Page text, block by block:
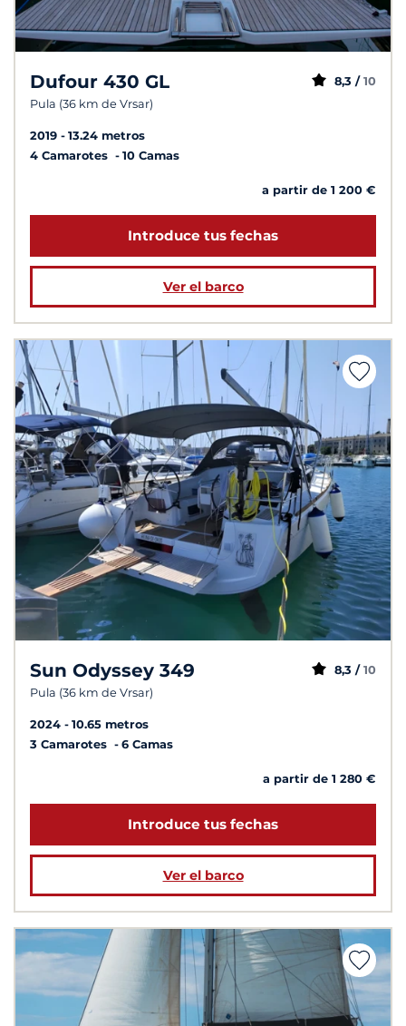
Dufour 430 GL
Pula (36 km de Vrsar)
8,3 / 10
2019
13.24 metros
4 Camarotes
10 Camas
a partir de 1 200 €
Introduce tus fechas
Ver el barco
Sun Odyssey 349
Pula (36 km de Vrsar)
8,3 / 10
2024
10.65 metros
3 Camarotes
6 Camas
a partir de 1 280 €
Introduce tus fechas
Ver el barco